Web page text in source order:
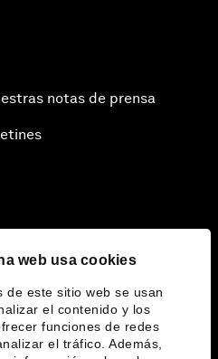
web usa cookies
de este sitio web se usan
el contenido y los
funciones de redes
el tráfico. Además,
notas de prensa